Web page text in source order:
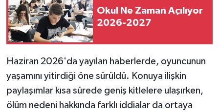
Okul Ne Zaman Açılıyor
2026-2027
Haziran 2026'da yayılan haberlerde, oyuncunun
yaşamını yitirdiği öne sürüldü. Konuya ilişkin
paylaşımlar kısa sürede geniş kitlelere ulaşırken,
ölüm nedeni hakkında farklı iddialar da ortaya